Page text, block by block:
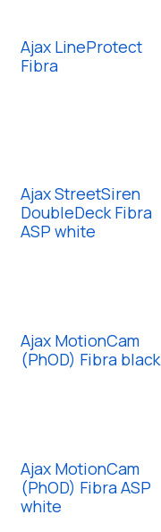
Ajax LineProtect
Fibra
Ajax StreetSiren
DoubleDeck Fibra
ASP white
Ajax MotionCam
(PhOD) Fibra black
Ajax MotionCam
(PhOD) Fibra ASP
white